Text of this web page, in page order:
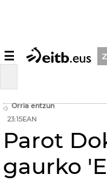
☰
Orria entzun
23:15EAN
Parot
gaurko